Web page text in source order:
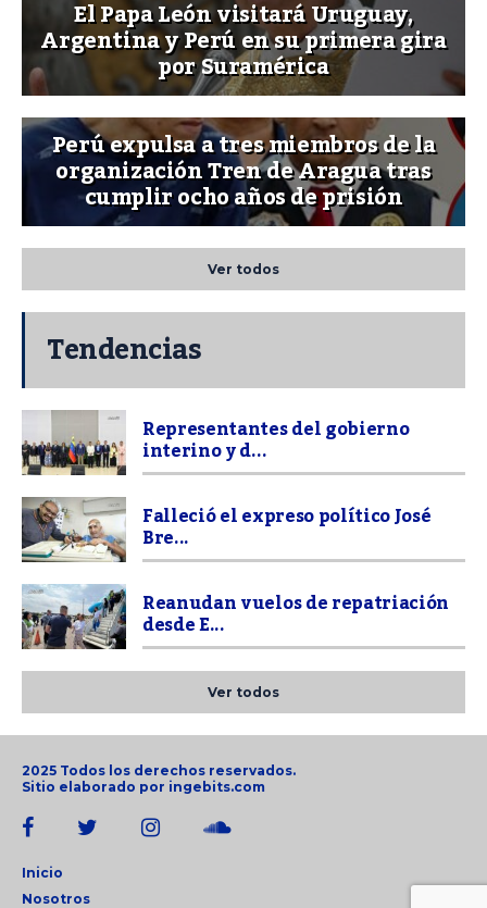
El Papa León visitará Uruguay,
Argentina y Perú en su primera gira
por Suramérica
Perú expulsa a tres miembros de la
organización Tren de Aragua tras
cumplir ocho años de prisión
Ver todos
Tendencias
Representantes del gobierno
interino y d...
Falleció el expreso político José
Bre...
Reanudan vuelos de repatriación
desde E...
Ver todos
2025 Todos los derechos reservados.
Sitio elaborado por ingebits.com
Inicio
Nosotros